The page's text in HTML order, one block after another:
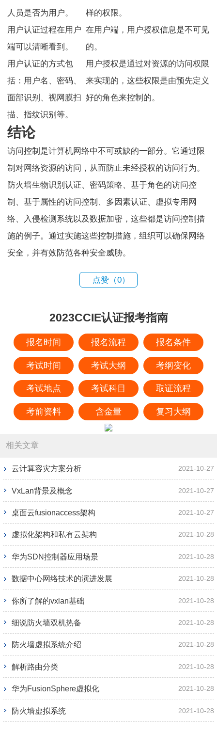
人员是否为用户。
样的权限。
用户认证过程在用户
端可以清晰看到。
在用户端，用户授权信息是不可见
的。
用户认证的方式包
括：用户名、密码、
面部识别、视网膜扫
描、指纹识别等。
用户授权是通过对资源的访问权限
来实现的，这些权限是由预先定义
好的角色来控制的。
结论
访问控制是计算机网络中不可或缺的一部分。它通过限
制对网络资源的访问，从而防止未经授权的访问行为。
防火墙生物识别认证、密码策略、基于角色的访问控
制、基于属性的访问控制、多因素认证、虚拟专用网
络、入侵检测系统以及数据加密，这些都是访问控制措
施的例子。通过实施这些控制措施，组织可以确保网络
安全，并有效防范各种安全威胁。
点赞（0）
2023CCIE认证报考指南
报名时间 报名流程 报名条件
考试时间 考试大纲 考纲变化
考试地点 考试科目 取证流程
考前资料 含金量 复习大纲
相关文章
云计算容灾方案分析 2021-10-27
VxLan背景及概念 2021-10-27
桌面云fusionaccess架构 2021-10-27
虚拟化架构和私有云架构 2021-10-28
华为SDN控制器应用场景 2021-10-28
数据中心网络技术的演进发展 2021-10-28
你所了解的vxlan基础 2021-10-28
细说防火墙双机热备 2021-10-28
防火墙虚拟系统介绍 2021-10-28
解析路由分类 2021-10-28
华为FusionSphere虚拟化 2021-10-28
防火墙虚拟系统 2021-10-28